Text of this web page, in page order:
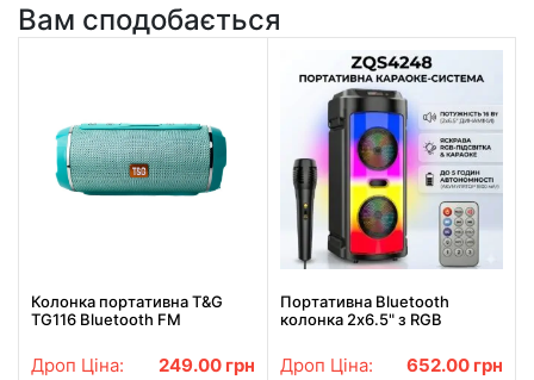
Вам сподобається
Колонка портативна T&G
TG116 Bluetooth FM
Дроп Ціна: 249.00 грн
Портативна Bluetooth
колонка 2х6.5" з RGB
пультом керування ZQS4248
Дроп Ціна: 652.00 грн